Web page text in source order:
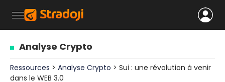
Analyse Crypto
Ressources > Analyse Crypto > Sui : une révolution à venir
dans le WEB 3.0